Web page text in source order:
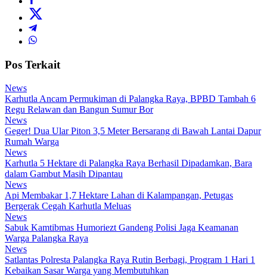
Pos Terkait
News
Karhutla Ancam Permukiman di Palangka Raya, BPBD Tambah 6
Regu Relawan dan Bangun Sumur Bor
News
Geger! Dua Ular Piton 3,5 Meter Bersarang di Bawah Lantai Dapur
Rumah Warga
News
Karhutla 5 Hektare di Palangka Raya Berhasil Dipadamkan, Bara
dalam Gambut Masih Dipantau
News
Api Membakar 1,7 Hektare Lahan di Kalampangan, Petugas
Bergerak Cegah Karhutla Meluas
News
Sabuk Kamtibmas Humoriezt Gandeng Polisi Jaga Keamanan
Warga Palangka Raya
News
Satlantas Polresta Palangka Raya Rutin Berbagi, Program 1 Hari 1
Kebaikan Sasar Warga yang Membutuhkan